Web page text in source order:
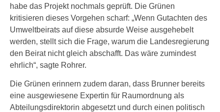
habe das Projekt nochmals geprüft. Die Grünen
kritisieren dieses Vorgehen scharf: „Wenn Gutachten des
Umweltbeirats auf diese absurde Weise ausgehebelt
werden, stellt sich die Frage, warum die Landesregierung
den Beirat nicht gleich abschafft. Das wäre zumindest
ehrlich“, sagte Rohrer.
Die Grünen erinnern zudem daran, dass Brunner bereits
eine ausgewiesene Expertin für Raumordnung als
Abteilungsdirektorin abgesetzt und durch einen politisch